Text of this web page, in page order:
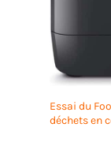
Essai du
déchets en